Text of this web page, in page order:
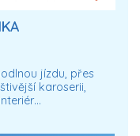
jízdu, přes
karoserii,